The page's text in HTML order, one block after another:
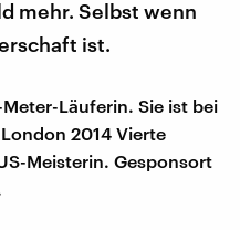
mehr. Selbst wenn
ist.
Läuferin. Sie ist bei
2014 Vierte
Meisterin. Gesponsort